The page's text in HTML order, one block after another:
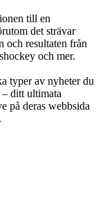
till en
det strävar
och resultaten från
och mer.
typer av nyheter du
ditt ultimata
på deras webbsida